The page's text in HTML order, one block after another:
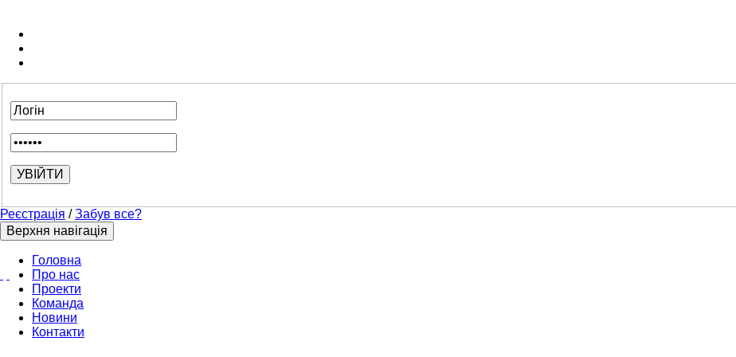
Реєстрація /Забув все?
Верхня навігація
Головна
Про нас
Проекти
Команда
Новини
Контакти